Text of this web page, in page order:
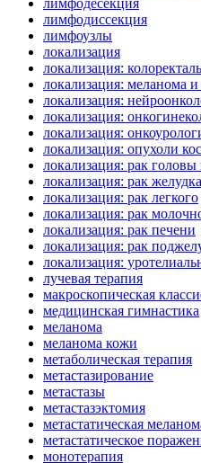
лимфодесекция
лимфодиссекция
лимфоузлы
локализация
локализация:
локализация: меланома
локализация:
локализация:
локализация:
локализация: опухоли
локализация: рак
локализация: рак желудка
локализация: рак легкого
локализация: рак
локализация: рак печени
локализация: рак
локализация:
лучевая терапия
макроскопическая
медицинская гимнастика
меланома
меланома кожи
метаболическая терапия
метастазирование
метастазы
метастазэктомия
метастатическая
метастатическое
монотерапия